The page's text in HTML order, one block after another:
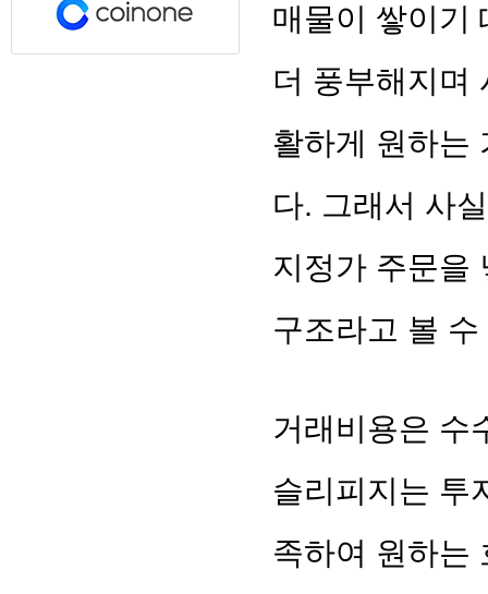
매물이 쌓이기
더 풍부해지며
활하게 원하는
다. 그래서 사
지정가 주문을
구조라고 볼
거래비용은 수
슬리피지는 투
족하여 원하는